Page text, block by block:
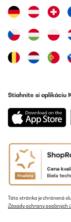
ganze ist
Heizung,
weniger. Bei
bei den
leise was er
Ventilator mit
4m entfernten
Klarstein
unmittelbar
knackig aber
Amazon-Benutzer
Preložiť
Stiahnite si aplikáciu
Táto stránka je chránená
Zásady ochrany osobných